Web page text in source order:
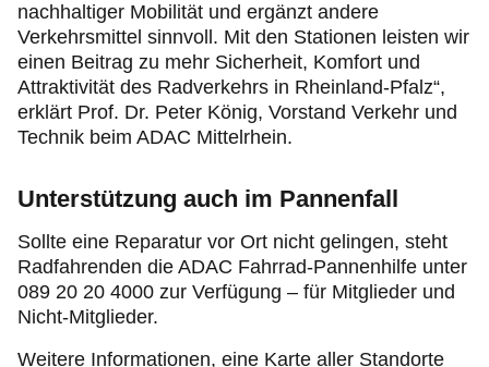
nachhaltiger Mobilität und ergänzt andere
Verkehrsmittel sinnvoll. Mit den Stationen leisten wir
einen Beitrag zu mehr Sicherheit, Komfort und
Attraktivität des Radverkehrs in Rheinland-Pfalz“,
erklärt Prof. Dr. Peter König, Vorstand Verkehr und
Technik beim ADAC Mittelrhein.
Unterstützung auch im Pannenfall
Sollte eine Reparatur vor Ort nicht gelingen, steht
Radfahrenden die ADAC Fahrrad-Pannenhilfe unter
089 20 20 4000 zur Verfügung – für Mitglieder und
Nicht-Mitglieder.
Weitere Informationen, eine Karte aller Standorte